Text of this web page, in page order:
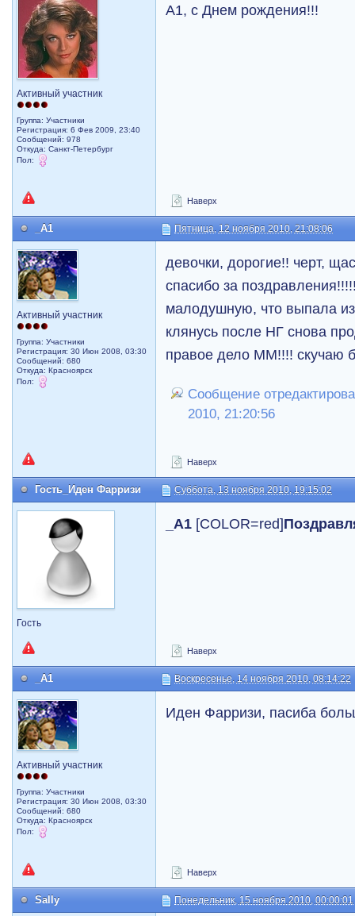
Активный участник
Группа: Участники
Регистрация: 6 Фев 2009, 23:40
Сообщений: 978
Откуда: Санкт-Петербург
Пол:
А1, с Днем рождения!!!
Наверх
_A1 Пятница, 12 ноября 2010, 21:08:06
Активный участник
Группа: Участники
Регистрация: 30 Июн 2008, 03:30
Сообщений: 680
Откуда: Красноярск
Пол:
девочки, дорогие!! черт,
спасибо за
малодушную, что выпала
клянусь после НГ снова
правое дело ММ!!!! скучаю
Сообщение
2010, 21:20:56
Наверх
Гость_Иден Фарризи Суббота, 13 ноября 2010, 19:15:02
Гость
_А1 [COLOR=red]
Наверх
_A1 Воскресенье, 14 ноября 2010, 08:14:22
Активный участник
Группа: Участники
Регистрация: 30 Июн 2008, 03:30
Сообщений: 680
Откуда: Красноярск
Пол:
Иден Фарризи, пасиба
Наверх
Sally Понедельник, 15 ноября 2010, 00:00:01